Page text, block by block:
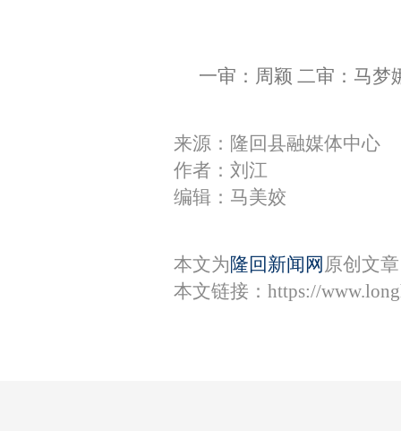
一审：周颖 二审：马梦
来源：隆回县融媒体中心
作者：刘江
编辑：马美姣
本文为 隆回新闻网 原创文
本文链接： https://